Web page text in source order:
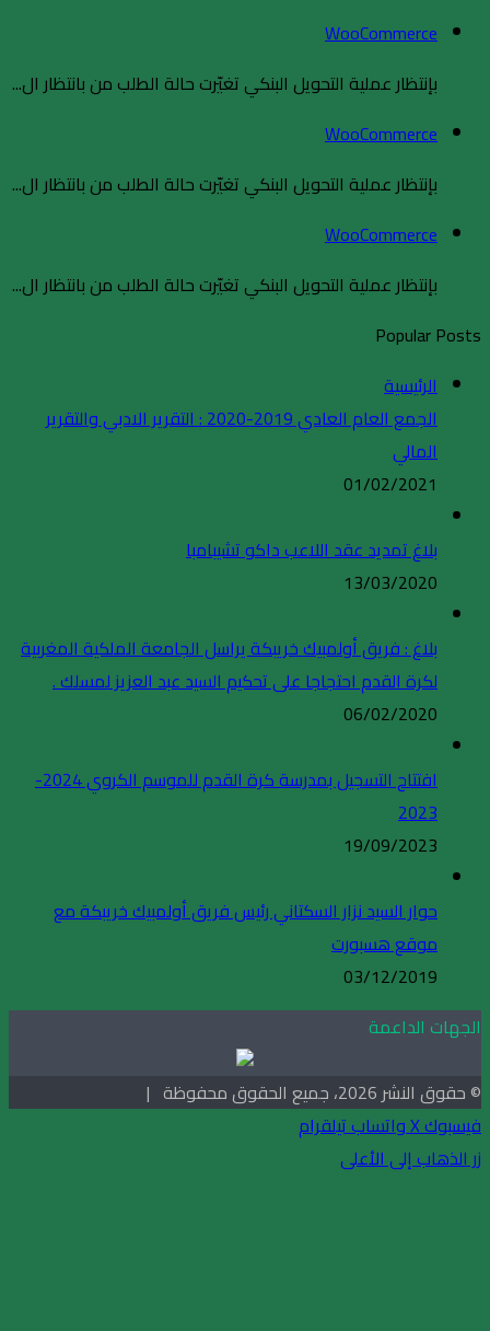
WooCommerce
بإنتظار عملية التحويل البنكي تغيّرت حالة الطلب من بانتظار ال...
WooCommerce
بإنتظار عملية التحويل البنكي تغيّرت حالة الطلب من بانتظار ال...
WooCommerce
بإنتظار عملية التحويل البنكي تغيّرت حالة الطلب من بانتظار ال...
Popular Posts
الرئيسية
الجمع العام العادي 2019-2020 : التقرير الادبي والتقرير
المالي
01/02/2021
بلاغ تمديد عقد اللاعب داكو تشيبامبا
13/03/2020
بلاغ : فريق أولمبيك خريبكة يراسل الجامعة الملكية المغربية
لكرة القدم احتجاجا على تحكيم السيد عبد العزيز لمسلك .
06/02/2020
افتتاح التسجيل بمدرسة كرة القدم للموسم الكروي 2024-
2023
19/09/2023
حوار السيد نزار السكتاني رئيس فريق أولمبيك خريبكة مع
موقع هسبورت
03/12/2019
الجهات الداعمة
© حقوق النشر 2026، جميع الحقوق محفوظة |
فيسبوكXواتسابتيلقرام
زر الذهاب إلى الأعلى